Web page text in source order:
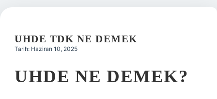
Yasal Uyarı
UHDE TDK NE DEMEK
Tarih: Haziran 10, 2025
UHDE NE DEMEK?